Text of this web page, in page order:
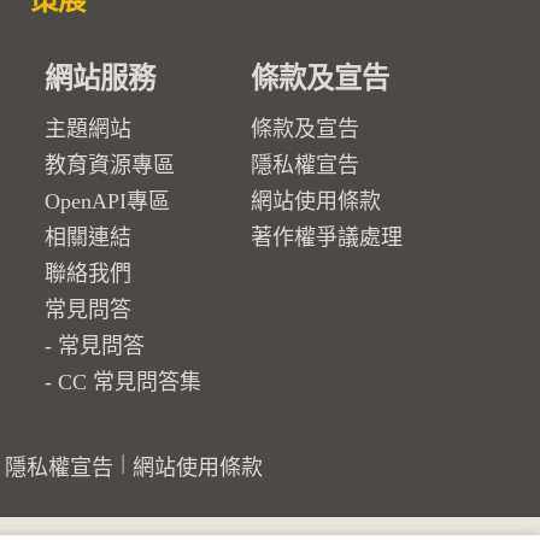
網站服務
主題網站
教育資源專區
OpenAPI專區
相關連結
聯絡我們
常見問答
常見問答
CC 常見問答集
條款及宣告
條款及宣告
隱私權宣告
網站使用條款
著作權爭議處理
隱私權宣告 網站使用條款